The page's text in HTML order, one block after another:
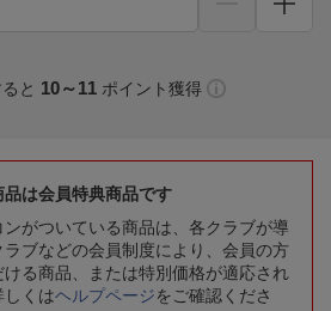
と 10～11 ポイント獲得
品は会員特典商品です
ンがついている商品は、各クラブが導
ラブなどの会員制度により、会員の方
る商品、または特別価格が適応され
しくはヘルプページをご確認くださ